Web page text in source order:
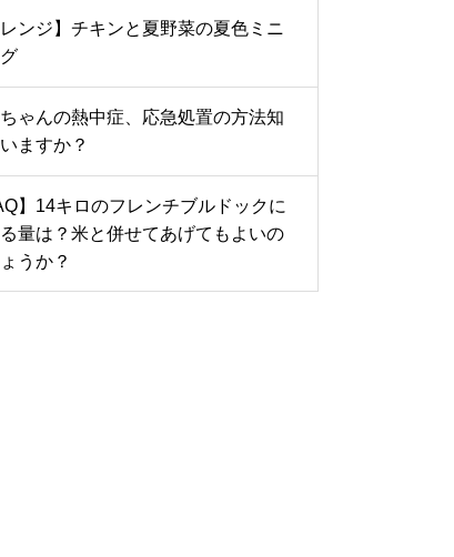
レンジ】チキンと夏野菜の夏色ミニ
ゃんの熱中症、応急処置の方法知
ますか？
】14キロのフレンチブルドックに
量は？米と併せてあげてもよいの
うか？